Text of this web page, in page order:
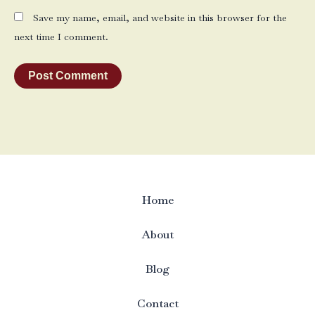
Save my name, email, and website in this browser for the
next time I comment.
Home
About
Blog
Contact